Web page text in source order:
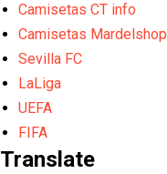
Camisetas CT info
Camisetas Mardelshop
Sevilla FC
LaLiga
UEFA
FIFA
Translate